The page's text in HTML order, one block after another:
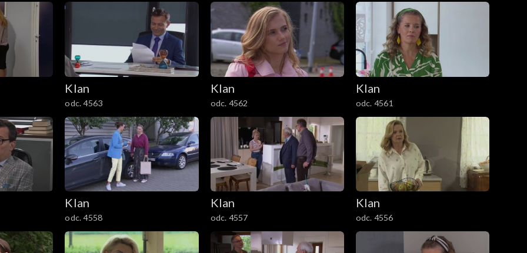
Klan
odc. 4563
Klan
odc. 4562
Klan
odc. 4561
Klan
odc. 4558
Klan
odc. 4557
Klan
odc. 4556